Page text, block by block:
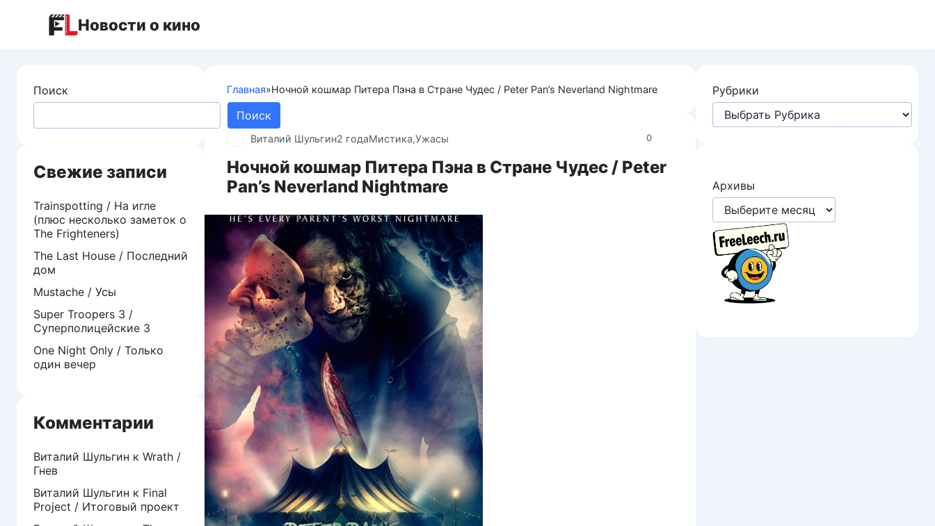
Новости о кино
Главная»Ночной кошмар Питера Пэна в Стране Чудес / Peter Pan’s Neverland Nightmare
0
Виталий Шульгин2 годаМистика,Ужасы
Ночной кошмар Питера Пэна в Стране Чудес / Peter
Pan’s Neverland Nightmare
Поиск
Поиск
Свежие записи
Trainspotting / На игле
(плюс несколько заметок о
The Frighteners)
The Last House / Последний
дом
Mustache / Усы
Super Troopers 3 /
Суперполицейские 3
One Night Only / Только
один вечер
Комментарии
Виталий Шульгин к Wrath /
Гнев
Виталий Шульгин к Final
Project / Итоговый проект
Рубрики
Архивы